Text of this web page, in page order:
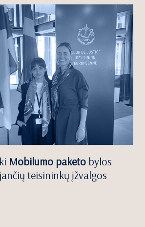
Mobilumo paketo bylos
teisininkų įžvalgos